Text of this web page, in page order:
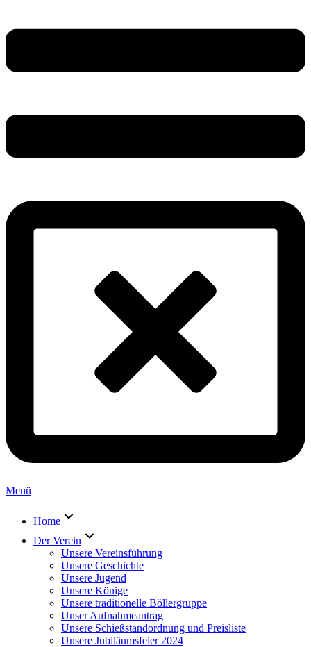
Menü
Home
Der Verein
Unsere Vereinsführung
Unsere Geschichte
Unsere Jugend
Unsere Könige
Unsere traditionelle Böllergruppe
Unser Aufnahmeantrag
Unsere Schießstandordnung und Preisliste
Unsere Jubiläumsfeier 2024